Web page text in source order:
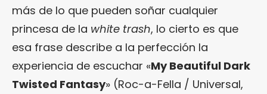
más de lo que pueden soñar cualquier
princesa de la white trash, lo cierto es que
esa frase describe a la perfección la
experiencia de escuchar «My Beautiful Dark
Twisted Fantasy» (Roc-a-Fella / Universal,